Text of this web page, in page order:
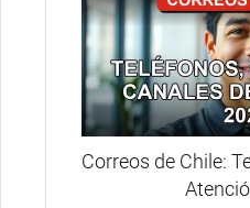
Correos de Chile: